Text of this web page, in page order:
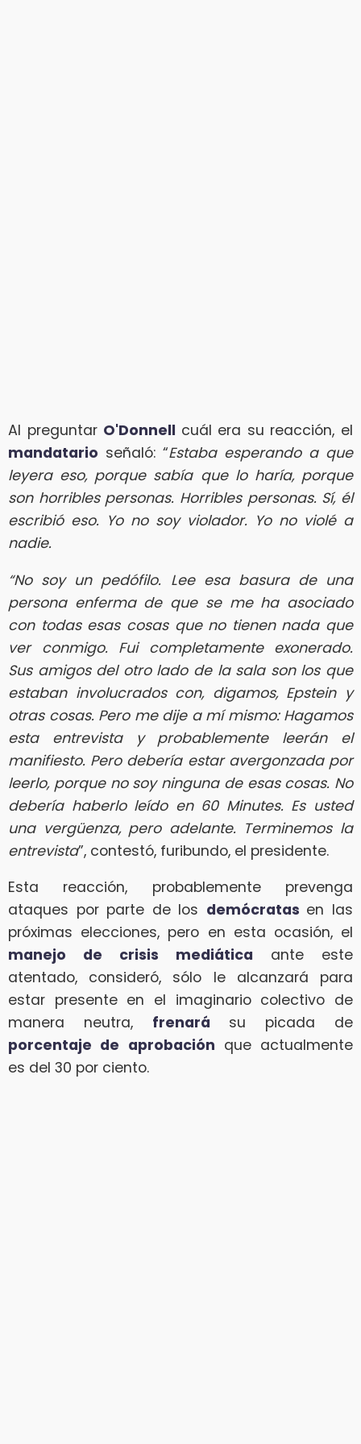
Al preguntar O'Donnell cuál era su reacción, el
mandatario señaló: “Estaba esperando a que
leyera eso, porque sabía que lo haría, porque
son horribles personas. Horribles personas. Sí, él
escribió eso. Yo no soy violador. Yo no violé a
nadie.
“No soy un pedófilo. Lee esa basura de una
persona enferma de que se me ha asociado
con todas esas cosas que no tienen nada que
ver conmigo. Fui completamente exonerado.
Sus amigos del otro lado de la sala son los que
estaban involucrados con, digamos, Epstein y
otras cosas. Pero me dije a mí mismo: Hagamos
esta entrevista y probablemente leerán el
manifiesto. Pero debería estar avergonzada por
leerlo, porque no soy ninguna de esas cosas. No
debería haberlo leído en 60 Minutes. Es usted
una vergüenza, pero adelante. Terminemos la
entrevista”, contestó, furibundo, el presidente.
Esta reacción, probablemente prevenga
ataques por parte de los demócratas en las
próximas elecciones, pero en esta ocasión, el
manejo de crisis mediática ante este
atentado, consideró, sólo le alcanzará para
estar presente en el imaginario colectivo de
manera neutra, frenará su picada de
porcentaje de aprobación que actualmente
es del 30 por ciento.